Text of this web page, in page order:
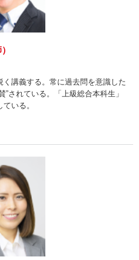
講義する。常に過去問を意識した
されている。「上級総合本科生」
いる。